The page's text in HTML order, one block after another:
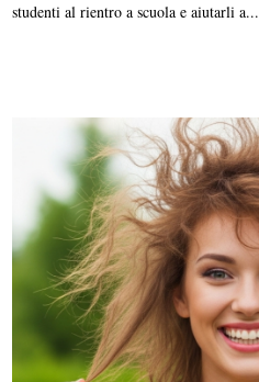
studenti al rientro a scuola e aiutarli a...